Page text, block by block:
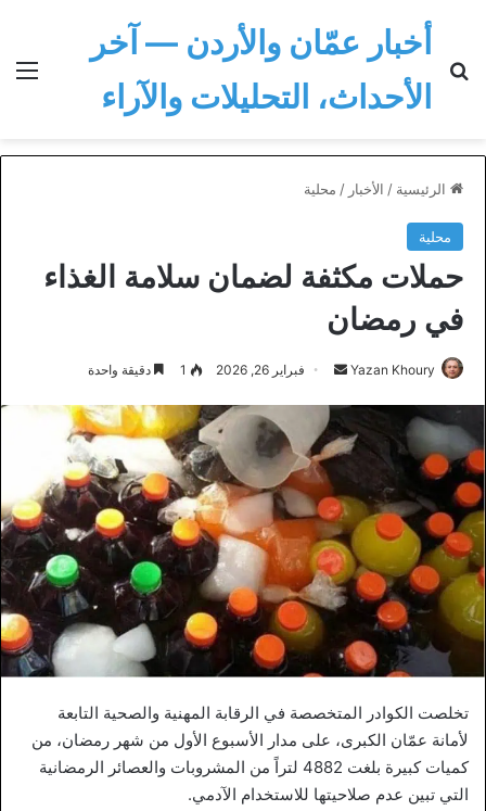
أخبار عمّان والأردن — آخر
الأحداث، التحليلات والآراء
الرئيسية / الأخبار / محلية
محلية
حملات مكثفة لضمان سلامة الغذاء
في رمضان
Yazan Khoury
أرسل
إلكترونيا
فبراير 26, 2026 1 دقيقة واحدة
تخلصت الكوادر المتخصصة في الرقابة المهنية والصحية التابعة
لأمانة عمّان الكبرى، على مدار الأسبوع الأول من شهر رمضان، من
كميات كبيرة بلغت 4882 لتراً من المشروبات والعصائر الرمضانية
التي تبين عدم صلاحيتها للاستخدام الآدمي.